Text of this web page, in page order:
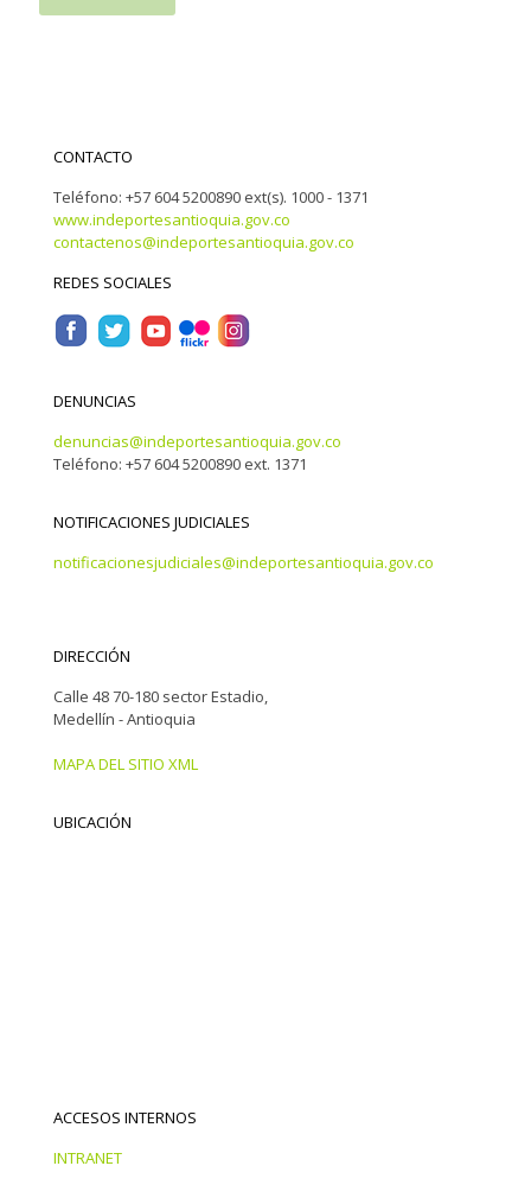
CONTACTO
Teléfono: +57 604 5200890 ext(s). 1000 - 1371
www.indeportesantioquia.gov.co
contactenos@indeportesantioquia.gov.co
REDES SOCIALES
DENUNCIAS
denuncias@indeportesantioquia.gov.co
Teléfono: +57 604 5200890 ext. 1371
NOTIFICACIONES JUDICIALES
notificacionesjudiciales@indeportesantioquia.gov.co
DIRECCIÓN
Calle 48 70-180 sector Estadio,
Medellín - Antioquia
MAPA DEL SITIO XML
UBICACIÓN
ACCESOS INTERNOS
INTRANET